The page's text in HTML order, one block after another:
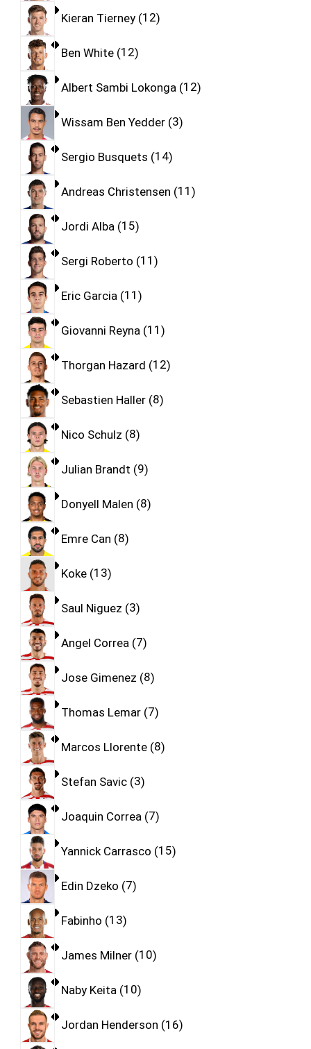
Kieran Tierney 12
Ben White 12
Albert Sambi Lokonga 12
Wissam Ben Yedder 3
Sergio Busquets 14
Andreas Christensen 11
Jordi Alba 15
Sergi Roberto 11
Eric Garcia 11
Giovanni Reyna 11
Thorgan Hazard 12
Sebastien Haller 8
Nico Schulz 8
Julian Brandt 9
Donyell Malen 8
Emre Can 8
Koke 13
Saul Niguez 3
Angel Correa 7
Jose Gimenez 8
Thomas Lemar 7
Marcos Llorente 8
Stefan Savic 3
Joaquin Correa 7
Yannick Carrasco 15
Edin Dzeko 7
Fabinho 13
James Milner 10
Naby Keita 10
Jordan Henderson 16